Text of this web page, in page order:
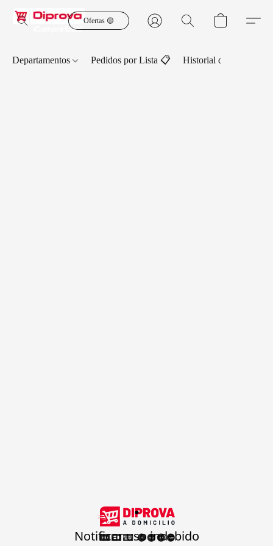
Ofertas 🟡
Departamentos Pedidos por Lista 📋 Historial de Pedidos
.
Notificar uso indebido